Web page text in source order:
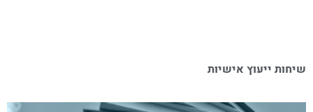
שיחות ייעוץ אישיות